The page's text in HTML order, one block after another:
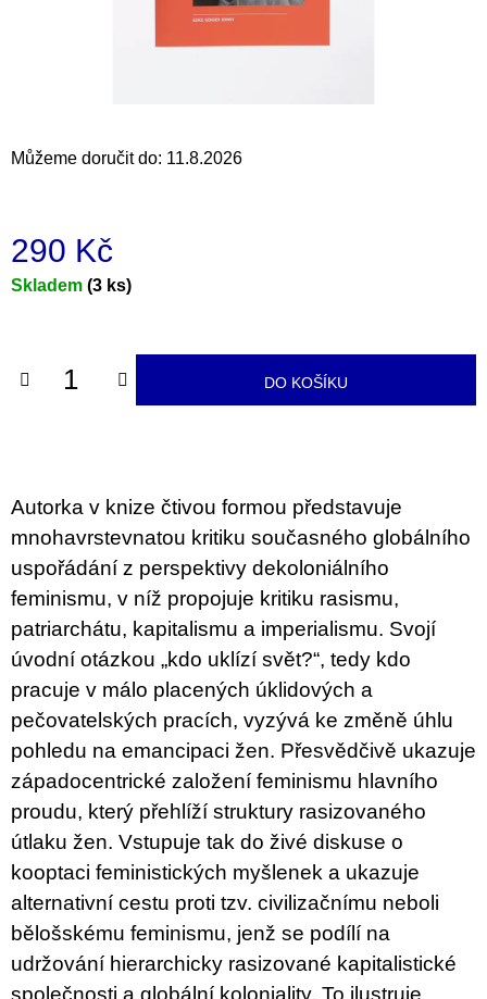
Můžeme doručit do: 11.8.2026
290 Kč
Měrná
Skladem (3 ks)
DO KOŠÍKU
Autorka v knize čtivou formou představuje
mnohavrstevnatou kritiku současného globálního
uspořádání z perspektivy dekoloniálního
feminismu, v níž propojuje kritiku rasismu,
patriarchátu, kapitalismu a imperialismu. Svojí
úvodní otázkou „kdo uklízí svět?“, tedy kdo
pracuje v málo placených úklidových a
pečovatelských pracích, vyzývá ke změně úhlu
pohledu na emancipaci žen. Přesvědčivě ukazuje
západocentrické založení feminismu hlavního
proudu, který přehlíží struktury rasizovaného
útlaku žen. Vstupuje tak do živé diskuse o
kooptaci feministických myšlenek a ukazuje
alternativní cestu proti tzv. civilizačnímu neboli
bělošskému feminismu, jenž se podílí na
udržování hierarchicky rasizované kapitalistické
společnosti a globální koloniality. To ilustruje
o
p
j
e
e
VÝVAR
NEJEN
ROMSKÉ
RECEPTY
PRO
SNESITELNĚJŠÍ
KLIMA
Kč
Původně:
350
Kč